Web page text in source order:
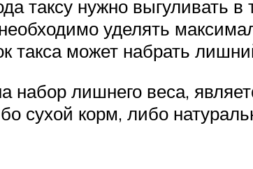
таксу нужно выгуливать в
уделять
такса может набрать
лишнего веса,
сухой корм, либо